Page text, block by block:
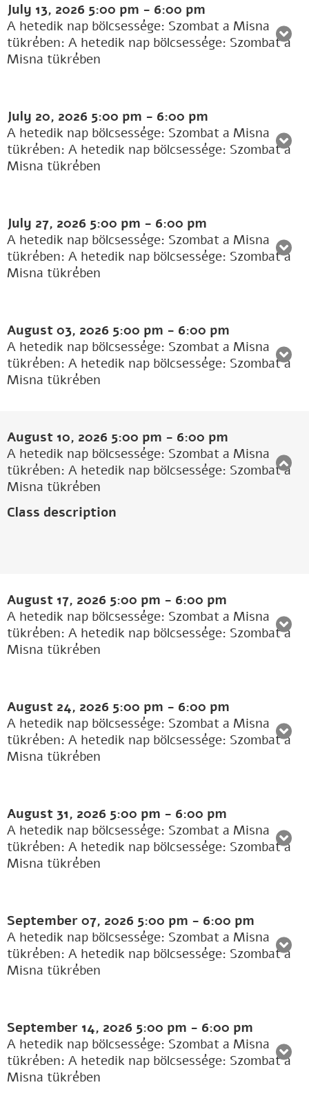
July 13, 2026 5:00 pm - 6:00 pm
A hetedik nap bölcsessége: Szombat a Misna
tükrében: A hetedik nap bölcsessége: Szombat a
Misna tükrében
July 20, 2026 5:00 pm - 6:00 pm
A hetedik nap bölcsessége: Szombat a Misna
tükrében: A hetedik nap bölcsessége: Szombat a
Misna tükrében
July 27, 2026 5:00 pm - 6:00 pm
A hetedik nap bölcsessége: Szombat a Misna
tükrében: A hetedik nap bölcsessége: Szombat a
Misna tükrében
August 03, 2026 5:00 pm - 6:00 pm
A hetedik nap bölcsessége: Szombat a Misna
tükrében: A hetedik nap bölcsessége: Szombat a
Misna tükrében
August 10, 2026 5:00 pm - 6:00 pm
A hetedik nap bölcsessége: Szombat a Misna
tükrében: A hetedik nap bölcsessége: Szombat a
Misna tükrében
Class description
August 17, 2026 5:00 pm - 6:00 pm
A hetedik nap bölcsessége: Szombat a Misna
tükrében: A hetedik nap bölcsessége: Szombat a
Misna tükrében
August 24, 2026 5:00 pm - 6:00 pm
A hetedik nap bölcsessége: Szombat a Misna
tükrében: A hetedik nap bölcsessége: Szombat a
Misna tükrében
August 31, 2026 5:00 pm - 6:00 pm
A hetedik nap bölcsessége: Szombat a Misna
tükrében: A hetedik nap bölcsessége: Szombat a
Misna tükrében
September 07, 2026 5:00 pm - 6:00 pm
A hetedik nap bölcsessége: Szombat a Misna
tükrében: A hetedik nap bölcsessége: Szombat a
Misna tükrében
September 14, 2026 5:00 pm - 6:00 pm
A hetedik nap bölcsessége: Szombat a Misna
tükrében: A hetedik nap bölcsessége: Szombat a
Misna tükrében